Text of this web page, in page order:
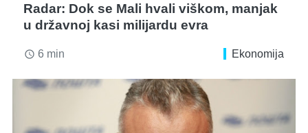
Radar: Dok se Mali hvali viškom, manjak
u državnoj kasi milijardu evra
access_time 6 min Ekonomija